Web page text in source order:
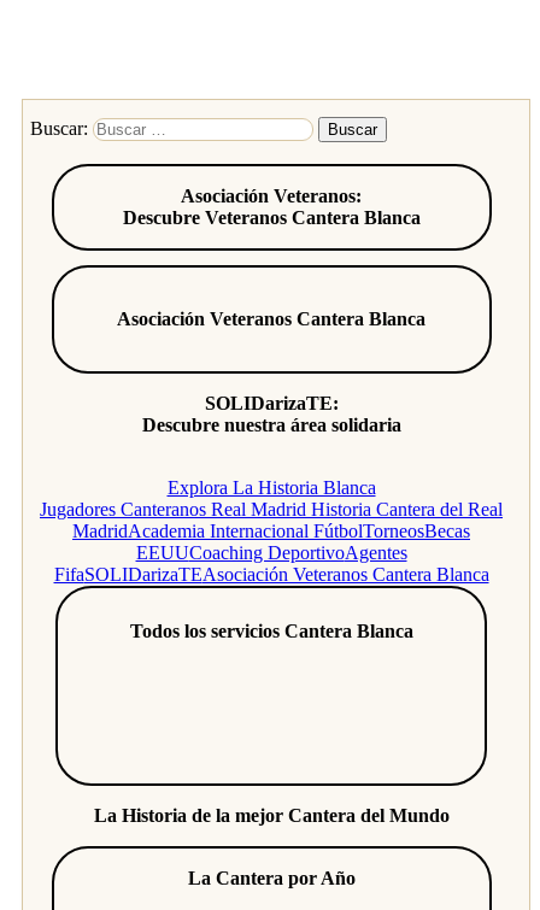
Buscar:
Asociación Veteranos:
Descubre Veteranos Cantera Blanca
Asociación Veteranos Cantera Blanca
SOLIDarizaTE:
Descubre nuestra área solidaria
Explora La Historia Blanca
Jugadores Canteranos Real Madrid Historia Cantera del Real
MadridAcademia Internacional FútbolTorneosBecas
EEUUCoaching DeportivoAgentes
FifaSOLIDarizaTEAsociación Veteranos Cantera Blanca
Todos los servicios Cantera Blanca
La Historia de la mejor Cantera del Mundo
La Cantera por Año